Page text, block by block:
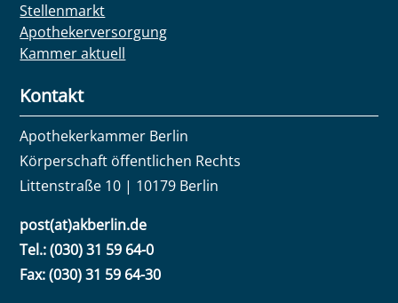
Stellenmarkt
Apothekerversorgung
Kammer aktuell
Kontakt
Apothekerkammer Berlin
Körperschaft öffentlichen Rechts
Littenstraße 10 | 10179 Berlin
post(at)akberlin.de
Tel.: (030) 31 59 64-0
Fax: (030) 31 59 64-30